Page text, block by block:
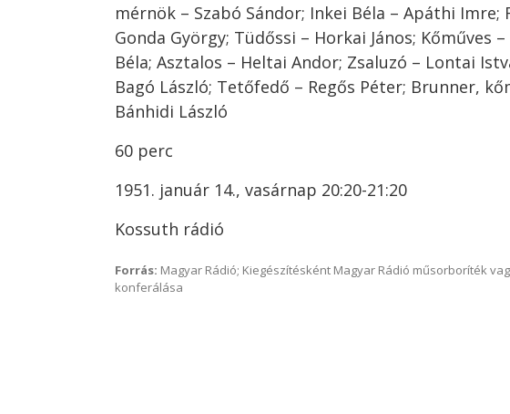
mérnök – Szabó Sándor; Inkei Béla – Apáthi Imre;
Gonda György; Tüdőssi – Horkai János; Kőműves
Béla; Asztalos – Heltai Andor; Zsaluzó – Lontai
Bagó László; Tetőfedő – Regős Péter; Brunner,
Bánhidi László
60 perc
1951. január 14., vasárnap 20:20-21:20
Kossuth rádió
Forrás: Magyar Rádió; Kiegészítésként Magyar Rádió műsorboríték
konferálása